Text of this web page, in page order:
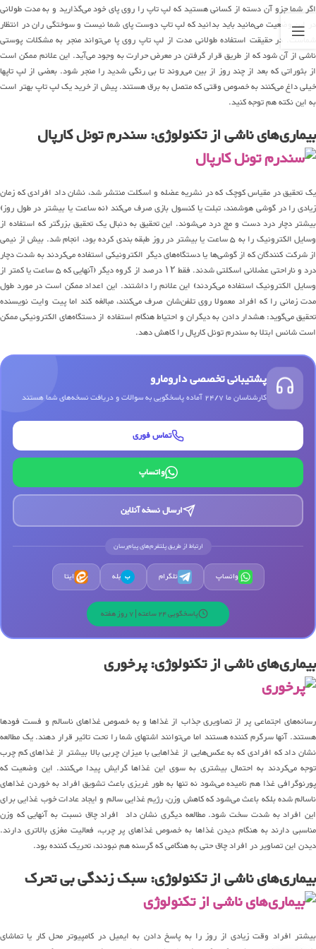
اگر شما جزو آن دسته از کسانی هستید که لپ تاپ را روی پای خود می‌گذارید و به مدت طولانی
در این وضعیت می‌مانید باید بدانید که لپ تاپ دوست پای شما نیست و سوختگی ران در انتظار
شماست. در حقیقت استفاده طولانی مدت از لپ تاپ روی پا می‌تواند منجر به مشکلات پوستی
ناشی از آن شود که از طریق قرار گرفتن در معرض حرارت به وجود می‌آید. این علائم ممکن است
از بثوراتی که بعد از چند روز از بین می‌روند تا بی رنگی شدید را منجر شود. بعضی از لپ تاپها
خیلی داغ می‌کنند به خصوص وقتی که متصل به برق هستند. پیش از خرید یک لپ تاپ بهتر است
به این نکته هم توجه کنید.
بیماری‌های ناشی از تکنولوژی: سندرم تونل کارپال
یک تحقیق در مقیاس کوچک که در نشریه عضله و اسکلت منتشر شد، نشان داد افرادی که زمان
زیادی را در گوشی هوشمند، تبلت یا کنسول بازی صرف می‌کند (نه ساعت یا بیشتر در طول روز)
بیشتر دچار درد دست و مچ درد می‌شوند. این تحقیق به دنبال یک تحقیق بزرگتر که استفاده از
وسایل الکترونیک را به ۵ ساعت یا بیشتر در روز طبقه بندی کرده بود، انجام شد. بیش از نیمی
از شرکت کنندگان که از گوشی‌ها یا دستگاه‌های دیگر الکترونیکی استفاده می‌کردند به شدت دچار
درد و ناراحتی عضلانی اسکلتی شدند. فقط ۱۲ درصد از گروه دیگر (آنهایی که ۵ ساعت یا کمتر از
وسایل الکترونیک استفاده می‌کردند) این علائم را داشتند. این اعداد ممکن است در مورد طول
مدت زمانی را که افراد معمولا روی تلفن‌شان صرف می‌کنند، مبالغه کند اما پیت وایت نویسنده
تحقیق می‌گوید: هشدار دادن به دیگران و احتیاط هنگام استفاده از دستگاه‌های الکترونیکی ممکن
است شانس ابتلا به سندرم تونل کارپال را کاهش دهد.
پشتیبانی تخصصی دارومارو
کارشناسان ما 24/7 آماده پاسخگویی به سوالات و دریافت نسخه‌های شما هستند
تماس فوری
واتساپ
ارسال نسخه آنلاین
ارتباط از طریق پلتفرم‌های پیام‌رسان
واتساپ تلگرام ب بله ایتا
پاسخگویی 24 ساعته | 7 روز هفته
بیماری‌های ناشی از تکنولوژی: پرخوری
رسانه‌های اجتماعی پر از تصاویری جذاب از غذاها و به خصوص غذاهای ناسالم و فست فودها
هستند. آنها سرگرم کننده هستند اما می‌توانند اشتهای شما را تحت تاثیر قرار دهند. یک مطالعه
نشان داد که افرادی که به عکس‌هایی از غذاهایی با میزان چربی بالا بیشتر از غذاهای کم چرب
توجه می‌کردند به احتمال بیشتری به سوی این غذاها گرایش پیدا می‌کنند. این وضعیت که
پورنوگرافی غذا هم نامیده می‌شود نه تنها به طور غریزی باعث تشویق افراد به خوردن غذاهای
ناسالم شده بلکه باعث می‌شود که کاهش وزن، رژیم غذایی سالم و ایجاد عادات خوب غذایی برای
این افراد به شدت سخت شود. مطالعه دیگری نشان داد افراد چاق نسبت به آنهایی که وزن
مناسبی دارند به هنگام دیدن غذاها به خصوص غذاهای پر چرب، فعالیت مغزی بالاتری دارند.
دیدن این تصاویر در افراد چاق حتی به هنگامی که گرسنه هم نبودند، تحریک کننده بود.
بیماری‌های ناشی از تکنولوژی: سبک زندگی بی تحرک
بیشتر افراد وقت زیادی از روز را به پاسخ دادن به ایمیل در کامپیوتر محل کار یا تماشای